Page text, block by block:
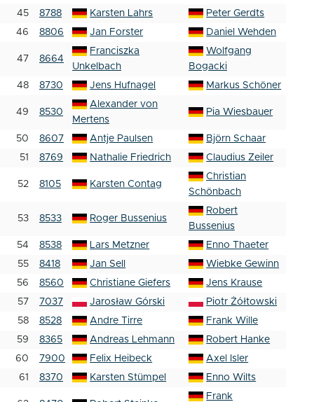
45
8788 Karsten Lahrs
Peter Gerdts
46
8806 Jan Forster Daniel Wehden
47 8664
Franciszka
Unkelbach
Wolfgang
Bogacki
48
8730 Jens Hufnagel Markus Schöner
49 8530
Alexander von
Mertens
Pia Wiesbauer
50 8607 Antje Paulsen
Björn Schaar
51
8769 Nathalie Friedrich Claudius Zeiler
52 8105 Karsten Contag
Christian
Schönbach
53 8533 Roger Bussenius
Robert
Bussenius
54
8538 Lars Metzner
Enno Thaeter
55
8418 Jan Sell
Wiebke Gewinn
56
8560 Christiane Giefers
Jens Krause
57
7037 Jarosław Górski
Piotr Żółtowski
58
8528 Andre Tirre
Frank Wille
59
8365 Andreas Lehmann
Robert Hanke
60
7900 Felix Heibeck
Axel Isler
61
8370 Karsten Stümpel Enno Wilts
Frank